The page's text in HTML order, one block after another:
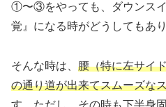
①〜③をやっても、ダウンス
覚』になる時がどうしてもあり
そんな時は、 腰（特に左サイ
の通り道が出来てスムーズな
す。ただし、その時も下半身